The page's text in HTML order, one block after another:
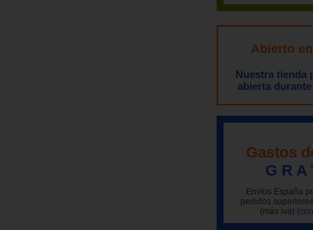
Abierto
Nuestra tienda
abierta
Gastos
G R A
Envíos España
pedidos
(más iva)